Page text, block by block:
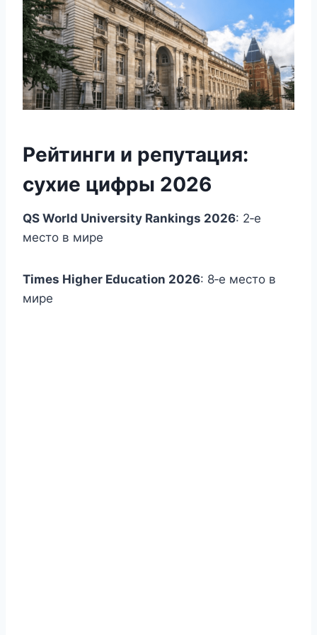
Рейтинги и репутация:
сухие цифры 2026
QS World University Rankings 2026: 2‑е
место в мире
Times Higher Education 2026: 8‑е место в
мире